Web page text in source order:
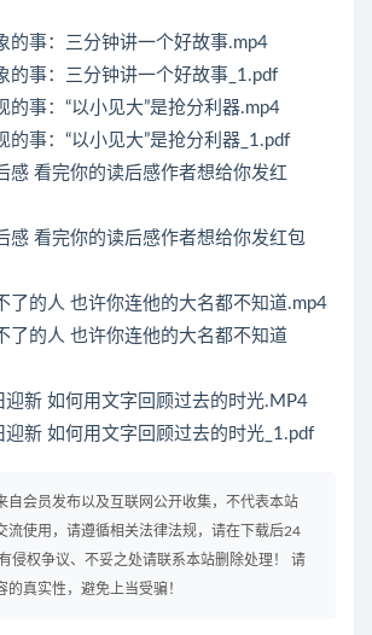
的事：三分钟讲一个好故事.mp4
的事：三分钟讲一个好故事_1.pdf
的事：“以小见大”是抢分利器.mp4
的事：“以小见大”是抢分利器_1.pdf
感 看完你的读后感作者想给你发红
感 看完你的读后感作者想给你发红包
了的人 也许你连他的大名都不知道.mp4
了的人 也许你连他的大名都不知道
新 如何用文字回顾过去的时光.MP4
新 如何用文字回顾过去的时光_1.pdf
自会员发布以及互联网公开收集，不代表本站
流使用，请遵循相关法律法规，请在下载后24
侵权争议、不妥之处请联系本站删除处理！ 请
的真实性，避免上当受骗！